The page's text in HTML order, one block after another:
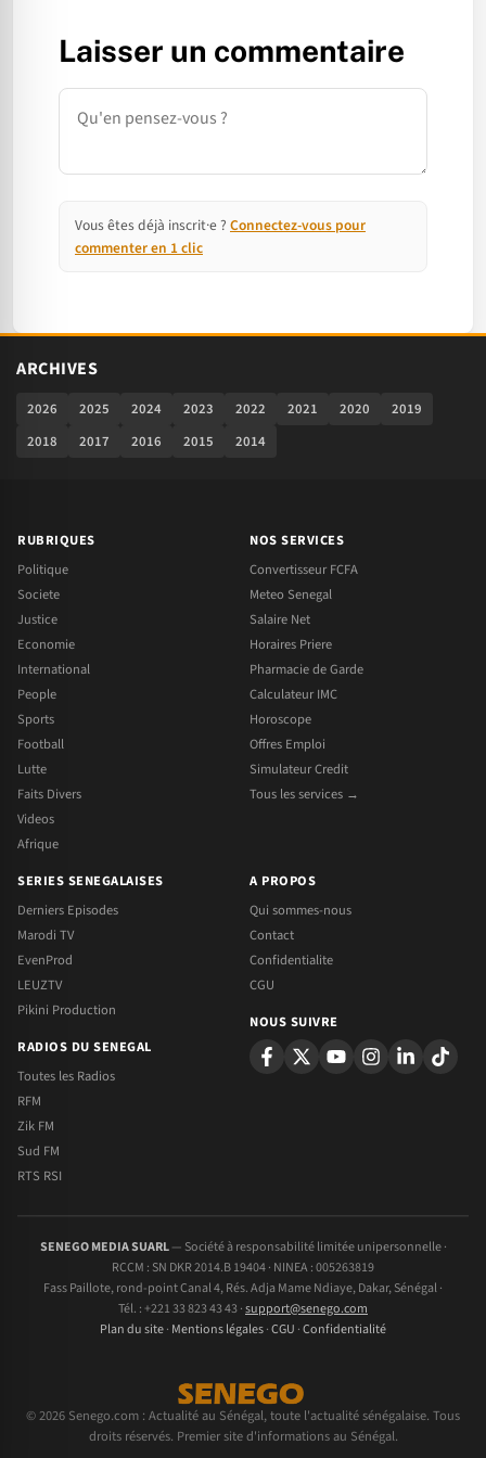
Laisser un commentaire
Commentaire
Vous êtes déjà inscrit·e ? Connectez-vous pour
commenter en 1 clic
ARCHIVES
2026 2025 2024 2023 2022 2021 2020
2019
2018
2017 2016 2015 2014
RUBRIQUES
Politique
Societe
Justice
Economie
International
People
Sports
Football
Lutte
Faits Divers
Videos
Afrique
NOS SERVICES
Convertisseur FCFA
Meteo Senegal
Salaire Net
Horaires Priere
Pharmacie de Garde
Calculateur IMC
Horoscope
Offres Emploi
Simulateur Credit
Tous les services →
SERIES SENEGALAISES
Derniers Episodes
Marodi TV
EvenProd
LEUZTV
Pikini Production
RADIOS DU SENEGAL
Toutes les Radios
RFM
Zik FM
Sud FM
RTS RSI
A PROPOS
Qui sommes-nous
Contact
Confidentialite
CGU
NOUS SUIVRE
SENEGO MEDIA SUARL— Société à responsabilité limitée unipersonnelle ·
RCCM : SN DKR 2014.B 19404 · NINEA : 005263819
Fass Paillote, rond-point Canal 4, Rés. Adja Mame Ndiaye, Dakar, Sénégal ·
Tél. : +221 33 823 43 43 ·support@senego.com
Plan du site· Mentions légales·CGU ·Confidentialité
© 2026 Senego.com : Actualité au Sénégal, toute l'actualité sénégalaise. Tous
droits réservés. Premier site d'informations au Sénégal.